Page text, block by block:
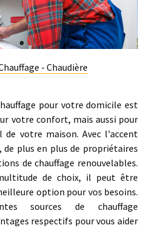
- Chaudière
pour votre domicile est
votre confort, mais aussi pour
votre maison. Avec l'accent
plus en plus de propriétaires
de chauffage renouvelables.
de choix, il peut être
option pour vos besoins.
sources de chauffage
respectifs pour vous aider